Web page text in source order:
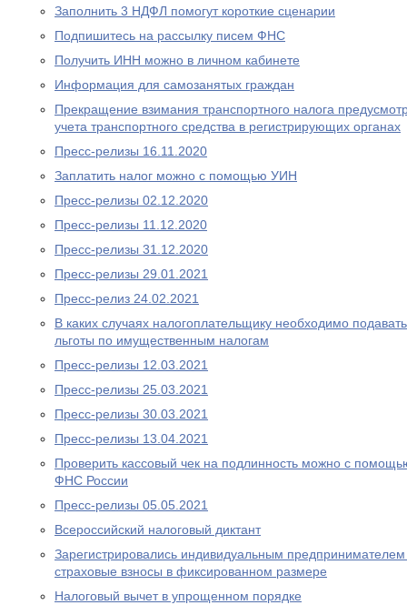
Заполнить 3 НДФЛ помогут короткие сценарии
Подпишитесь на рассылку писем ФНС
Получить ИНН можно в личном кабинете
Информация для самозанятых граждан
Прекращение взимания транспортного налога
учета транспортного средства в регистрирующих органах
Пресс-релизы 16.11.2020
Заплатить налог можно с помощью УИН
Пресс-релизы 02.12.2020
Пресс-релизы 11.12.2020
Пресс-релизы 31.12.2020
Пресс-релизы 29.01.2021
Пресс-релиз 24.02.2021
В каких случаях налогоплательщику необходимо
льготы по имущественным налогам
Пресс-релизы 12.03.2021
Пресс-релизы 25.03.2021
Пресс-релизы 30.03.2021
Пресс-релизы 13.04.2021
Проверить кассовый чек на подлинность можно с
ФНС России
Пресс-релизы 05.05.2021
Всероcсийский налоговый диктант
Зарегистрировались индивидуальным
страховые взносы в фиксированном размере
Налоговый вычет в упрощенном порядке